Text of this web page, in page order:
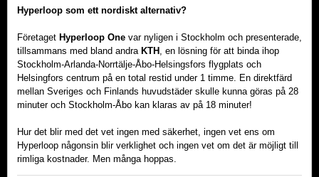
Hyperloop som ett nordiskt alternativ?
Företaget Hyperloop Onevar nyligen i Stockholm och presenterade,
tillsammans med bland andra KTH , en lösning för att binda ihop
Stockholm-Arlanda-Norrtälje-Åbo-Helsingsfors flygplats och
Helsingfors centrum på en total restid under 1 timme. En direktfärd
mellan Sveriges och Finlands huvudstäder skulle kunna göras på 28
minuter och Stockholm-Åbo kan klaras av på 18 minuter!
Hur det blir med det vet ingen med säkerhet, ingen vet ens om
Hyperloop någonsin blir verklighet och ingen vet om det är möjligt till
rimliga kostnader. Men många hoppas.